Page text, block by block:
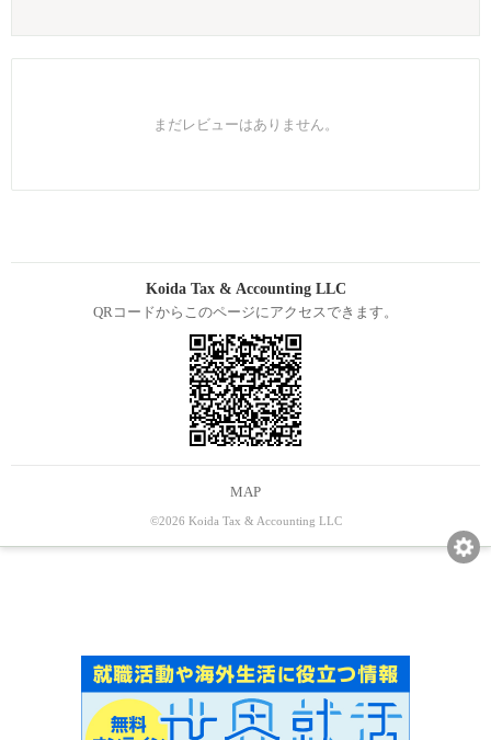
まだレビューはありません。
Koida Tax & Accounting LLC
QRコードからこのページにアクセスできます。
MAP
©2026 Koida Tax & Accounting LLC